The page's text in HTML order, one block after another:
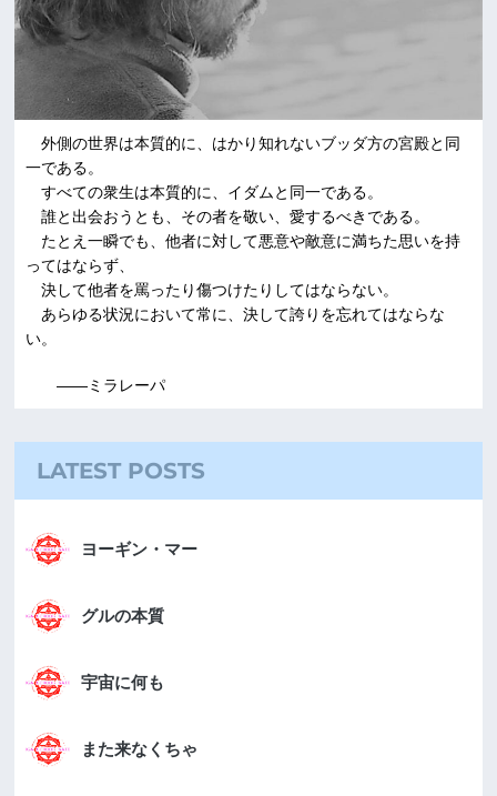
外側の世界は本質的に、はかり知れないブッダ方の宮殿と同
一である。
すべての衆生は本質的に、イダムと同一である。
誰と出会おうとも、その者を敬い、愛するべきである。
たとえ一瞬でも、他者に対して悪意や敵意に満ちた思いを持
ってはならず、
決して他者を罵ったり傷つけたりしてはならない。
あらゆる状況において常に、決して誇りを忘れてはならな
い。
――ミラレーパ
LATEST POSTS
ヨーギン・マー
グルの本質
宇宙に何も
また来なくちゃ